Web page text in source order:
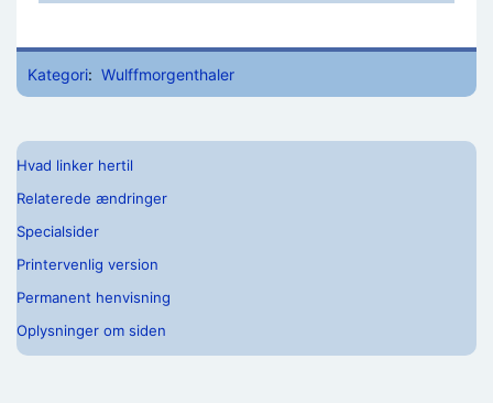
Kategori: Wulffmorgenthaler
Hvad linker hertil
Relaterede ændringer
Specialsider
Printervenlig version
Permanent henvisning
Oplysninger om siden